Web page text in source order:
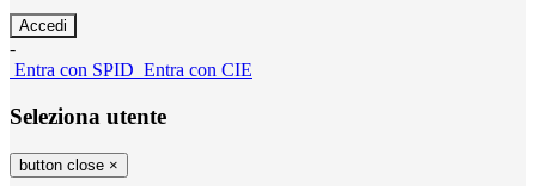
-
Entra con SPID Entra con CIE
Seleziona utente
button close ×